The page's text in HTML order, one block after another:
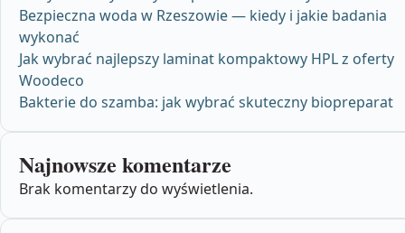
Bezpieczna woda w Rzeszowie — kiedy i jakie badania
wykonać
Jak wybrać najlepszy laminat kompaktowy HPL z oferty
Woodeco
Bakterie do szamba: jak wybrać skuteczny biopreparat
Najnowsze komentarze
Brak komentarzy do wyświetlenia.